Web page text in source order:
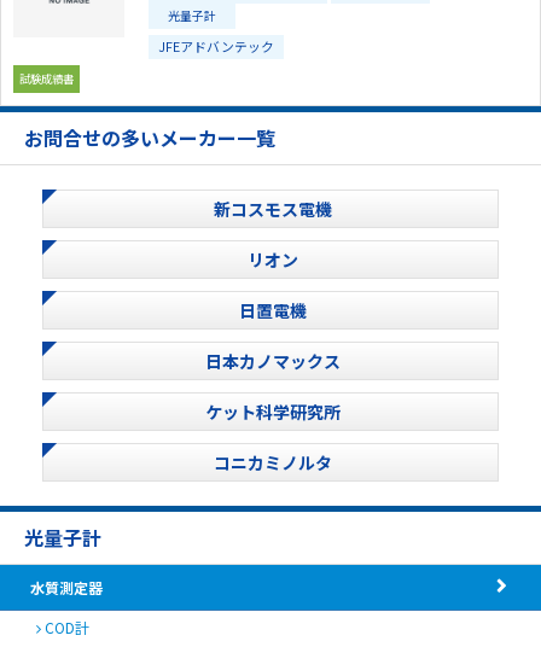
光量子計
JFEアドバンテック
試験成績書
お問合せの多いメーカー一覧
新コスモス電機
リオン
日置電機
日本カノマックス
ケット科学研究所
コニカミノルタ
光量子計
水質測定器
COD計